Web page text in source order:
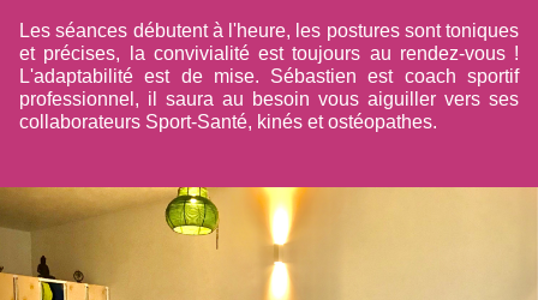
Les séances débutent à l'heure, les postures sont toniques
et précises, la convivialité est toujours au rendez-vous !
L'adaptabilité est de mise. Sébastien est coach sportif
professionnel, il saura au besoin vous aiguiller vers ses
collaborateurs Sport-Santé, kinés et ostéopathes.